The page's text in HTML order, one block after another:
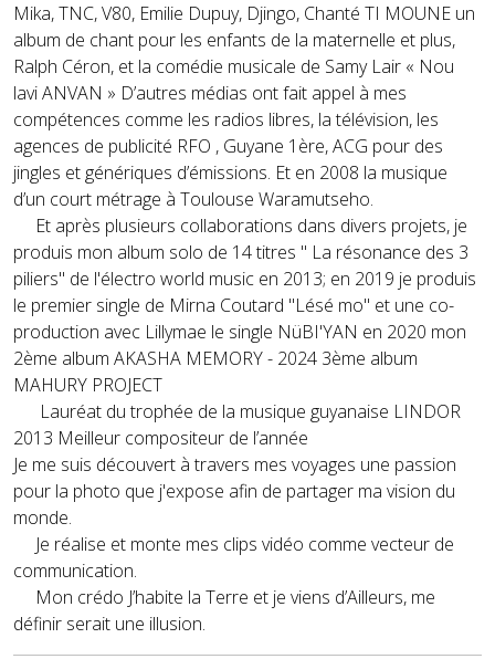
Mika, TNC, V80, Emilie Dupuy, Djingo, Chanté TI MOUNE un
album de chant pour les enfants de la maternelle et plus,
Ralph Céron, et la comédie musicale de Samy Lair « Nou
lavi ANVAN » D’autres médias ont fait appel à mes
compétences comme les radios libres, la télévision, les
agences de publicité RFO , Guyane 1ère, ACG pour des
jingles et génériques d’émissions. Et en 2008 la musique
d’un court métrage à Toulouse Waramutseho.
Et après plusieurs collaborations dans divers projets, je
produis mon album solo de 14 titres " La résonance des 3
piliers" de l'électro world music en 2013; en 2019 je produis
le premier single de Mirna Coutard "Lésé mo" et une co-
production avec Lillymae le single NüBI'YAN en 2020 mon
2ème album AKASHA MEMORY - 2024 3ème album
MAHURY PROJECT
Lauréat du trophée de la musique guyanaise LINDOR
2013 Meilleur compositeur de l’année
Je me suis découvert à travers mes voyages une passion
pour la photo que j'expose afin de partager ma vision du
monde.
Je réalise et monte mes clips vidéo comme vecteur de
communication.
Mon crédo J’habite la Terre et je viens d’Ailleurs, me
définir serait une illusion.